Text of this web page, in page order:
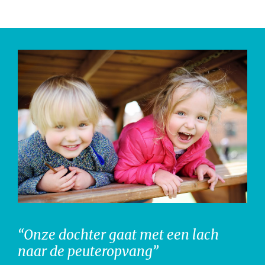
“Onze dochter gaat met een lach
naar de peuteropvang”